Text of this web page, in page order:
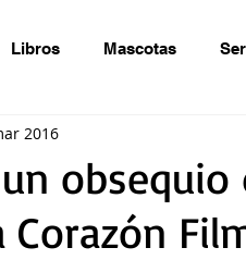
Libros Mascotas
originales
2016